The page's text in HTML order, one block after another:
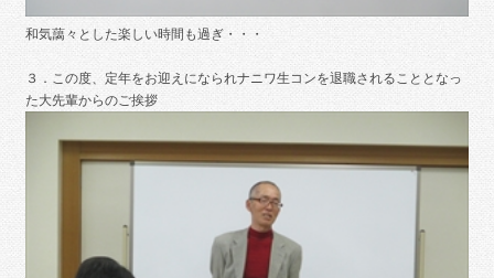
和気藹々とした楽しい時間も過ぎ・・・
３．この度、定年をお迎えになられナニワ生コンを退職されることとなっ
た大先輩からのご挨拶